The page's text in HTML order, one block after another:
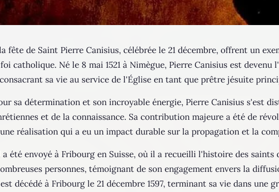
fête de Saint Pierre Canisius, célébrée le 21 décembre, offrent un
catholique. Né le 8 mai 1521 à Nimègue, Pierre Canisius est
consacrant sa vie au service de l'Église en tant que prêtre jésuite
sa détermination et son incroyable énergie, Pierre Canisius s'est
et de la connaissance. Sa contribution majeure a été de
réalisation qui a eu un impact durable sur la propagation et la
a été envoyé à Fribourg en Suisse, où il a recueilli l'histoire des
personnes, témoignant de son engagement envers la
décédé à Fribourg le 21 décembre 1597, terminant sa vie dans une